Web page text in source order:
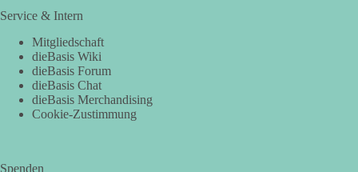
dieBasis steht für eine bezahlbare, sichere und unabhängige
Energieversorgung.
Eine resiliente Gesellschaft erkennt man nicht daran, wie sie
Strommangel verwaltet, sondern daran, wie sie ihn verhindert!
Service & Intern
Mitgliedschaft
dieBasis Wiki
dieBasis Forum
dieBasis Chat
dieBasis Merchandising
Cookie-Zustimmung
Spenden